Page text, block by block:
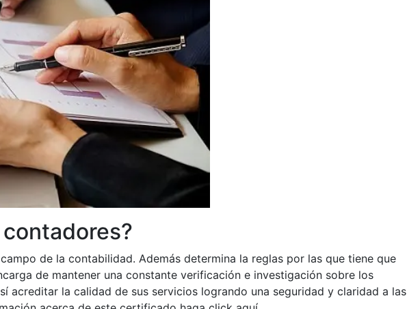
de la contabilidad. Además determina la reglas por las que tiene que
de mantener una constante verificación e investigación sobre los
acreditar la calidad de sus servicios logrando una seguridad y claridad a las